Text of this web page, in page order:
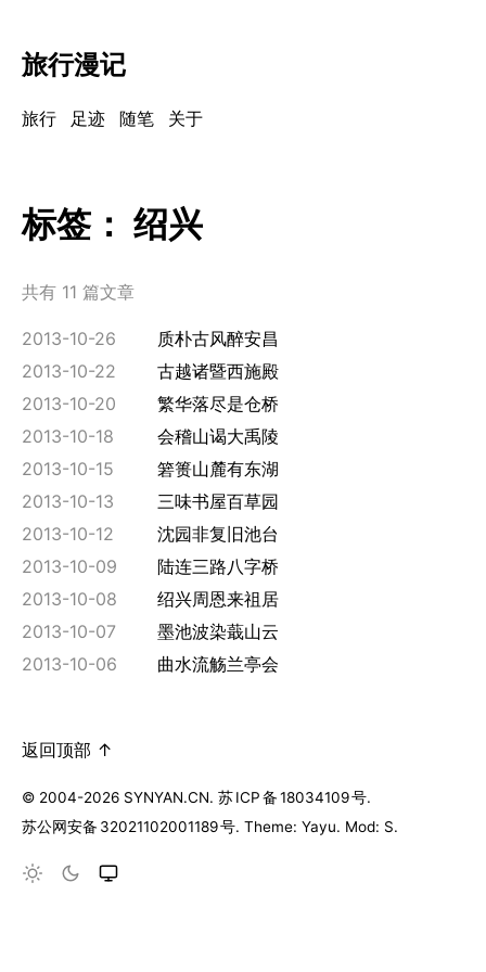
旅行漫记
旅行 足迹 随笔 关于
标签： 绍兴
共有 11 篇文章
2013-10-26
质朴古风醉安昌
2013-10-22
古越诸暨西施殿
2013-10-20
繁华落尽是仓桥
2013-10-18
会稽山谒大禹陵
2013-10-15
箬篑山麓有东湖
2013-10-13
三味书屋百草园
2013-10-12
沈园非复旧池台
2013-10-09
陆连三路八字桥
2013-10-08
绍兴周恩来祖居
2013-10-07
墨池波染蕺山云
2013-10-06
曲水流觞兰亭会
返回顶部 ↑
© 2004-2026 SYNYAN.CN. 苏ICP备18034109号.
苏公网安备 32021102001189号. Theme: Yayu. Mod: S.